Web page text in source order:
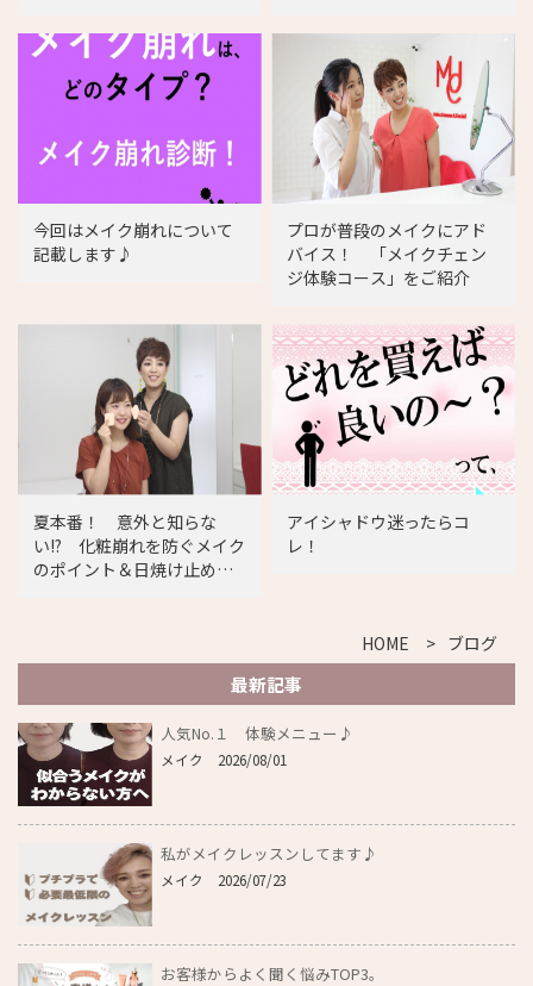
今回はメイク崩れについて
記載します♪
プロが普段のメイクにアド
バイス！ 「メイクチェン
ジ体験コース」をご紹介
夏本番！ 意外と知らな
い!? 化粧崩れを防ぐメイク
のポイント＆日焼け止めの
アイシャドウ迷ったらコ
レ！
HOME ブログ
最新記事
人気No.１ 体験メニュー♪
メイク 2026/08/01
私がメイクレッスンしてます♪
メイク 2026/07/23
お客様からよく聞く悩みTOP3。